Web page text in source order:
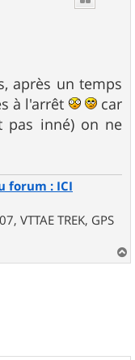
après un temps
à l'arrêt
car
pas inné) on ne
forum : ICI
VTTAE TREK, GPS
a